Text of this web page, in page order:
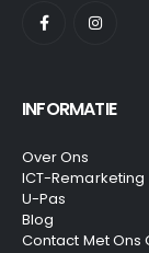
INFORMATIE
Over Ons
ICT-Remarketing
U-Pas
Blog
Contact Met Ons